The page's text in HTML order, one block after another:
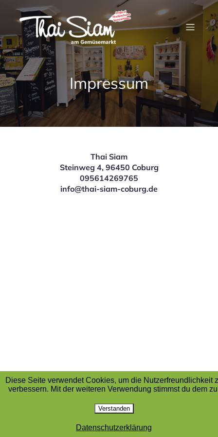
Impressum
Thai Siam
Steinweg 4, 96450 Coburg
095614269765
info@thai-siam-coburg.de
Diese Seite verwendet Cookies, um die Nutzerfreundlichkeit
verbessern. Mit der weiteren Verwendung stimmst du dem
Verstanden
Datenschutzerklärung